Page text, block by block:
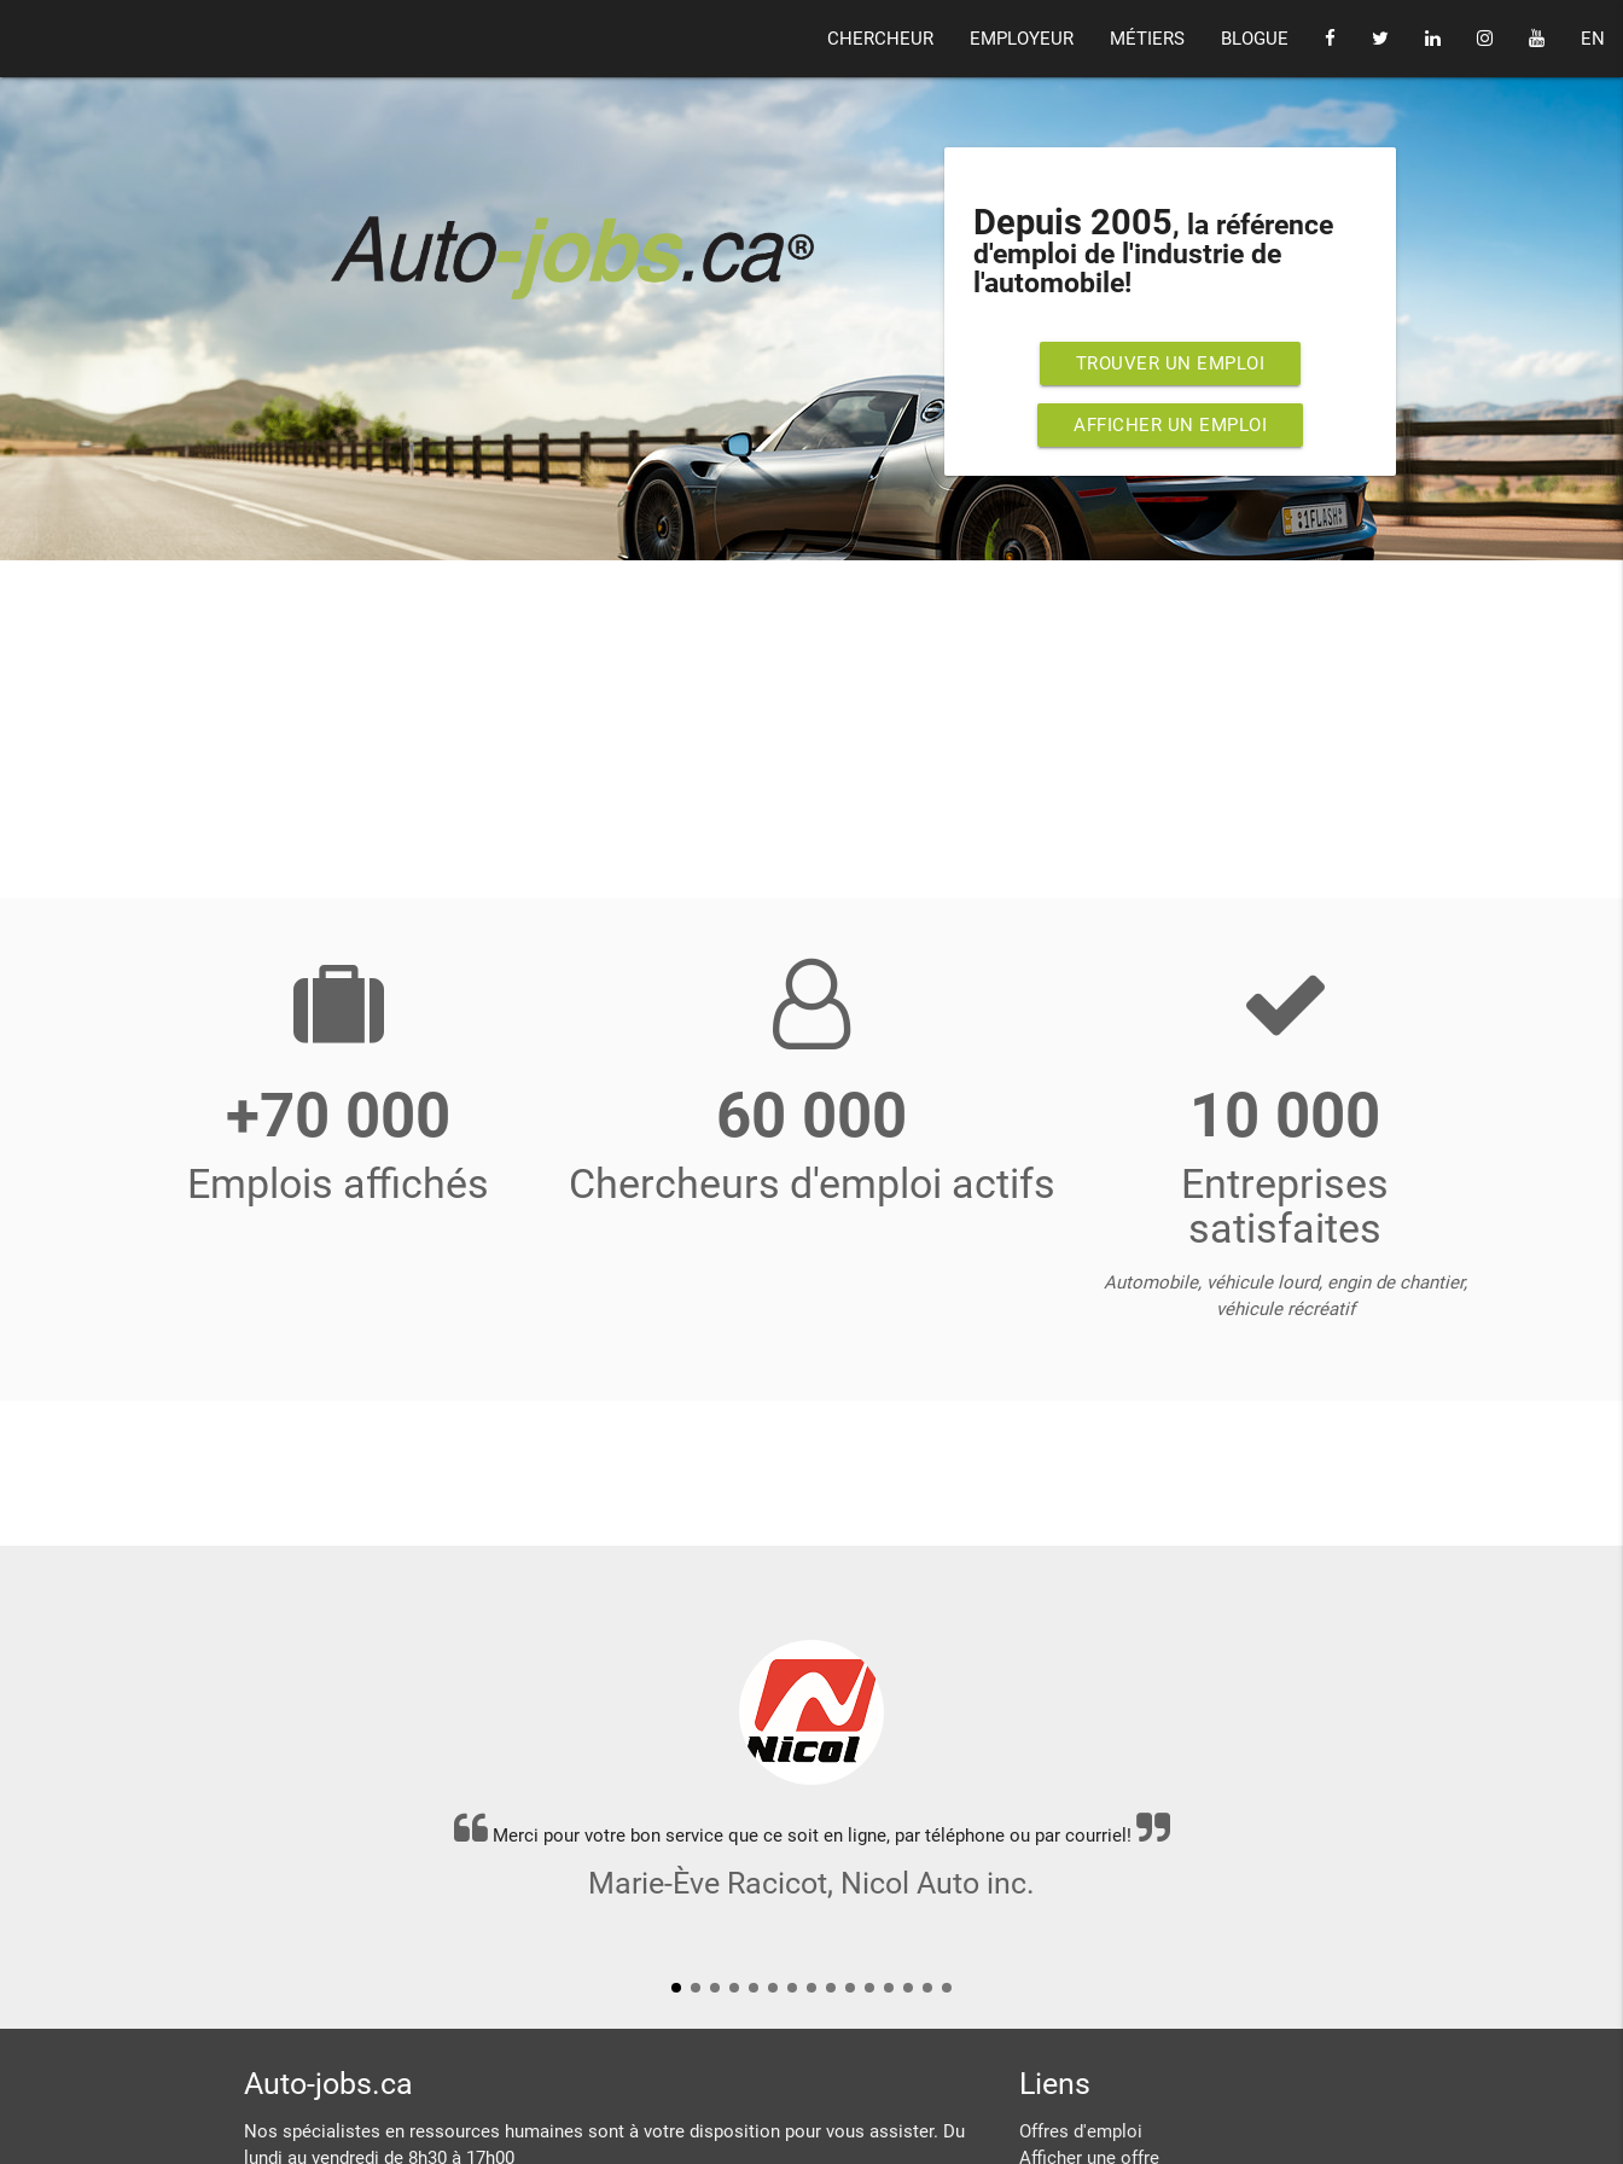
CHERCHEUR EMPLOYEUR MÉTIERS BLOGUE EN
Depuis 2005, la référence
d'emploi de l'industrie de
l'automobile!
TROUVER UN EMPLOI
AFFICHER UN EMPLOI
+70 000
Emplois affichés
60 000
Chercheurs d'emploi actifs
10 000
Entreprises
satisfaites
Automobile, véhicule lourd, engin de chantier,
véhicule récréatif
Merci pour votre bon service que ce soit en ligne, par téléphone ou par courriel!
Marie-Ève Racicot, Nicol Auto inc.
Auto-jobs.ca
Nos spécialistes en ressources humaines sont à votre disposition pour vous assister. Du
lundi au vendredi de 8h30 à 17h00
Liens
Offres d'emploi
Afficher une offre